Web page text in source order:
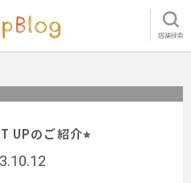
店舗検索
UPのご紹介⭐︎